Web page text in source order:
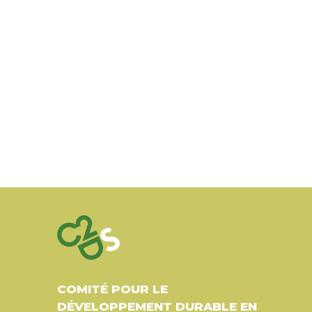
COMITÉ POUR LE
DÉVELOPPEMENT DURABLE EN